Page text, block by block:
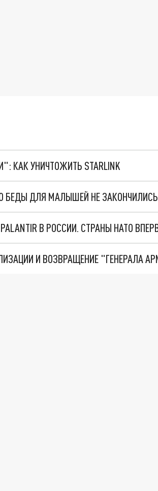
КАК УНИЧТОЖИТЬ STARLINK
БЕДЫ ДЛЯ МАЛЫШЕЙ НЕ ЗАКОНЧИЛИСЬ